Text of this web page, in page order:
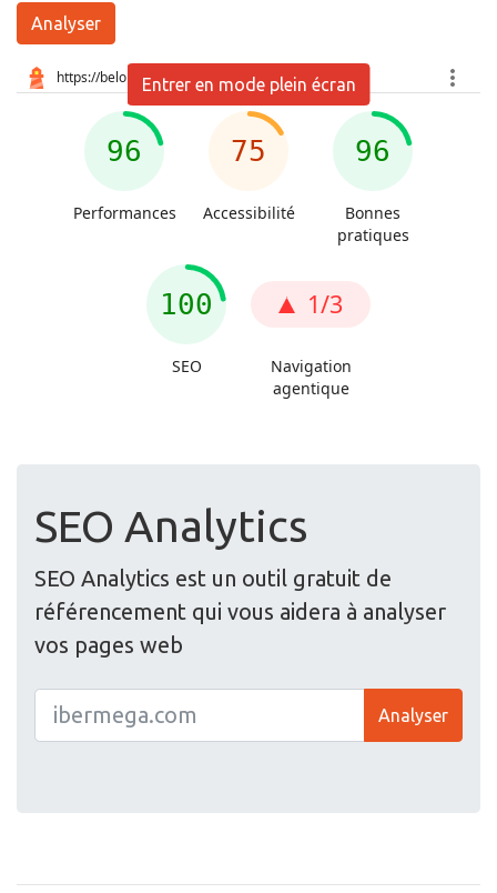
Analyser
Entrer en mode plein écran
SEO Analytics
SEO Analytics est un outil gratuit de
référencement qui vous aidera à analyser
vos pages web
Analyser